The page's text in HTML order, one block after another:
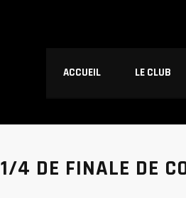
ACCUEIL LE CLUB
1/4 DE FINALE DE